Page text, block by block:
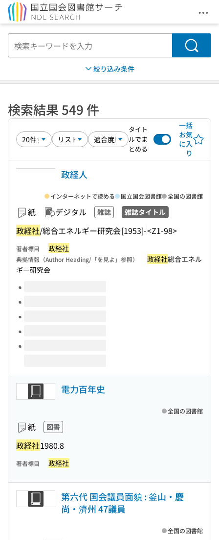
メ
検索
絞り込み条件
検索結果 549 件
タイト
ルでま
とめる
一括
お気
に入
り
政経人
紙 デジタル 雑誌 雑誌タイトル
政経社/総合エネルギー研究会[1953]-<Z1-98>
インターネットで読める 国立国会図書館 全国の図書館
著者標目 政経社
典拠情報（Author Heading/「を見よ」参照） 政経社総合エネル
ギー研究会
このタイトルの巻号
電力百年史
紙 図書
政経社1980.8
全国の図書館
著者標目 政経社
第六代 国会議員面貌 : 釜山・慶
尚・濟州 47議員
全国の図書館